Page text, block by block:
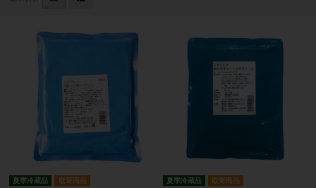
夏季冷蔵品 取寄商品 夏季冷蔵品 取寄商品